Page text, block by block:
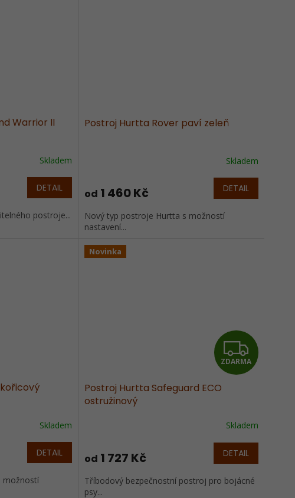
Warrior II
Skladem
DETAIL
postroje...
Postroj Hurtta Rover paví zeleň
Skladem
od 1 460 Kč DETAIL
Nový typ postroje Hurtta s možností
nastavení...
Skladem
DETAIL
možností
Novinka
Z
D
R
M
A
ZDARMA
Postroj Hurtta Safeguard ECO
ostružinový
Skladem
od 1 727 Kč DETAIL
Tříbodový bezpečnostní postroj pro bojácné
psy...